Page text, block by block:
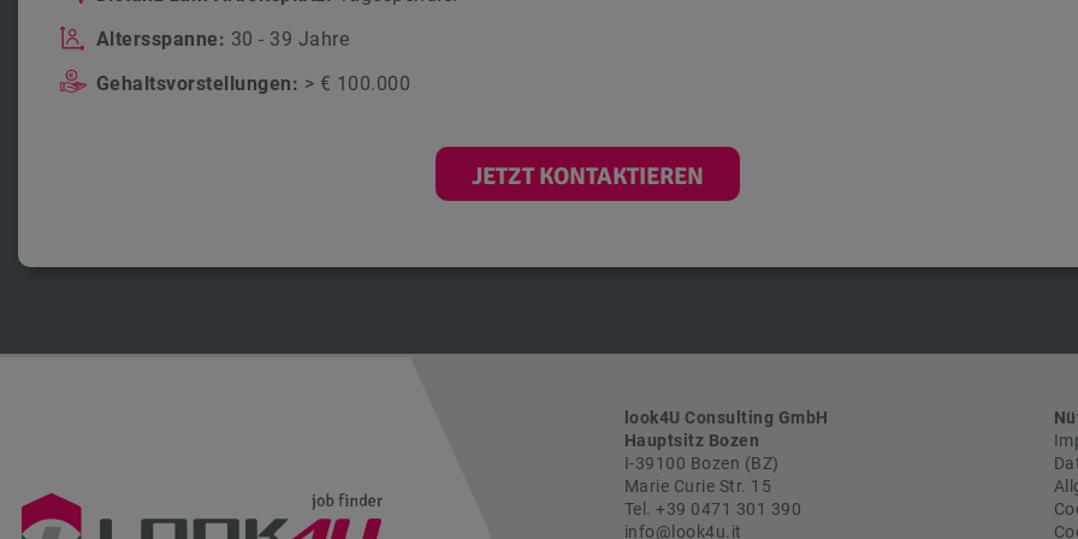
Altersspanne: 30 - 39 Jahre
Gehaltsvorstellungen: > € 100.000
JETZT KONTAKTIEREN
look4U Consulting GmbH
Hauptsitz Bozen
I-39100 Bozen (BZ)
Marie Curie Str. 15
Tel.+39 0471 301 390
info@look4u.it